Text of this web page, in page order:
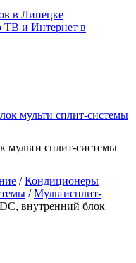
в Липецке
ТВ и Интернет в
мульти сплит-системы
/Кондиционеры
/Мультисплит-
внутренний блок